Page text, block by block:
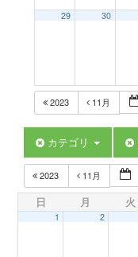
29 30
2023 11月
カテゴリ
2023 11月
日 月 火
1 2